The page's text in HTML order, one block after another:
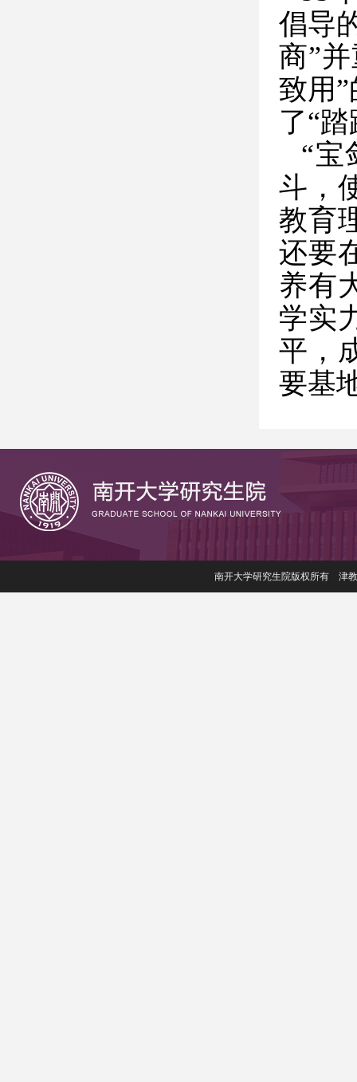
倡导
商”
致用
了“
“宝
斗，
教育
还要
养有
学实
平，
要基
南开大学研究生院版权所有 津